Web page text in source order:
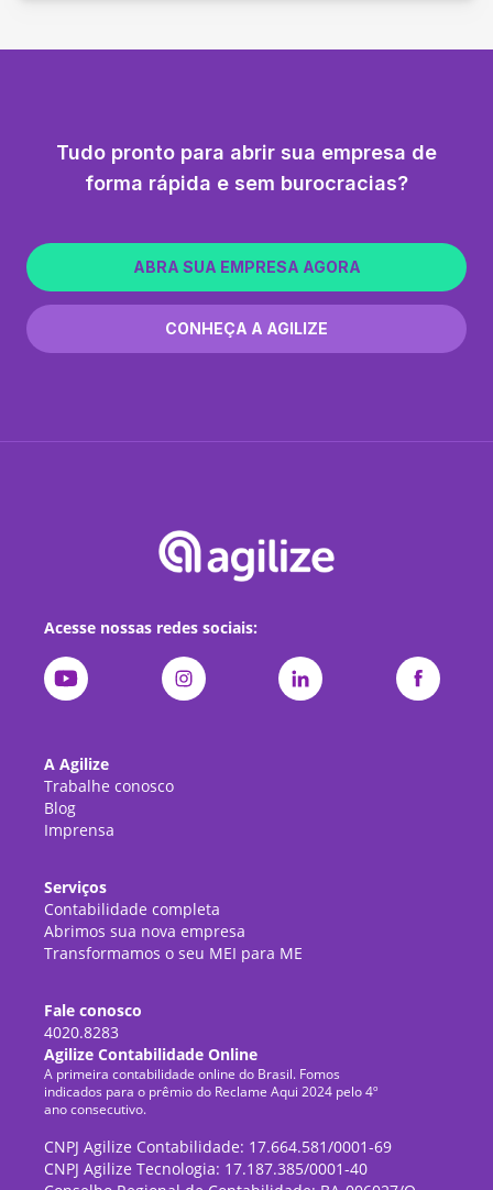
Tudo pronto para abrir sua empresa de
forma rápida e sem burocracias?
ABRA SUA EMPRESA AGORA
CONHEÇA A AGILIZE
Acesse nossas redes sociais:
A Agilize
Trabalhe conosco
Blog
Imprensa
Serviços
Contabilidade completa
Abrimos sua nova empresa
Transformamos o seu MEI para ME
Fale conosco
4020.8283
Agilize Contabilidade Online
A primeira contabilidade online do Brasil. Fomos
indicados para o prêmio do Reclame Aqui 2024 pelo 4º
ano consecutivo.
CNPJ Agilize Contabilidade: 17.664.581/0001-69
CNPJ Agilize Tecnologia: 17.187.385/0001-40